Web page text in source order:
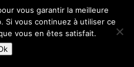
vous garantir la meilleure
Si vous continuez à utiliser ce
vous en êtes satisfait.